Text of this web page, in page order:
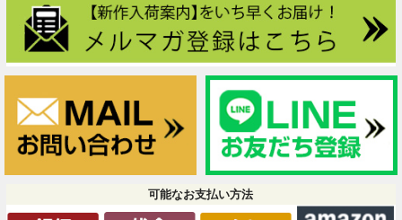
可能なお支払い方法